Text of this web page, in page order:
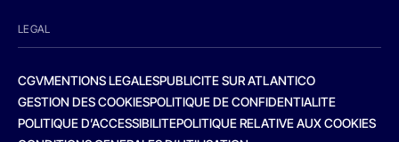
LEGAL
CGVMENTIONS LEGALESPUBLICITE SUR ATLANTICO
GESTION DES COOKIESPOLITIQUE DE CONFIDENTIALITE
POLITIQUE D’ACCESSIBILITEPOLITIQUE RELATIVE AUX COOKIES